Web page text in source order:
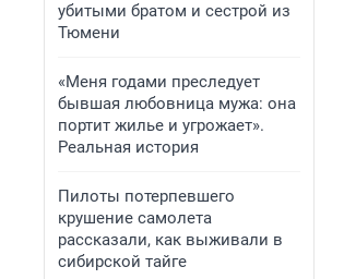
убитыми братом и сестрой из
Тюмени
«Меня годами преследует
бывшая любовница мужа: она
портит жилье и угрожает».
Реальная история
Пилоты потерпевшего
крушение самолета
рассказали, как выживали в
сибирской тайге